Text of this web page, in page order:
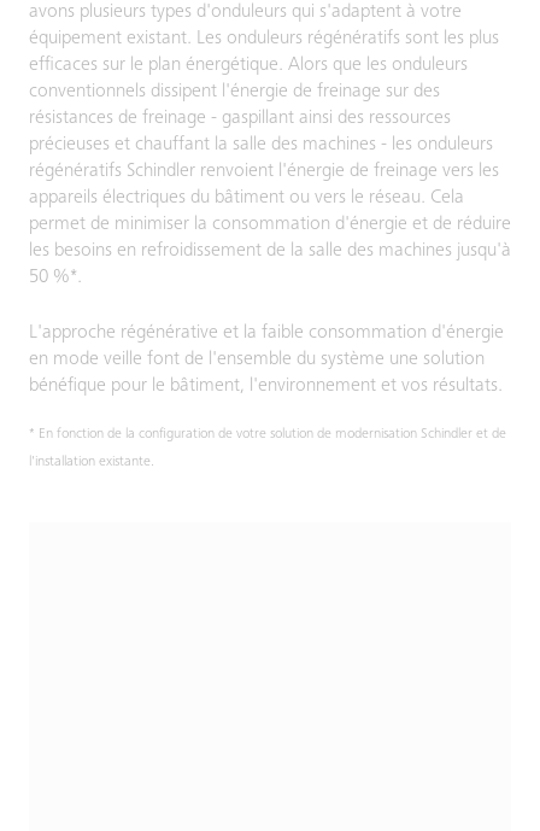
avons plusieurs types d'onduleurs qui s'adaptent à votre
équipement existant. Les onduleurs régénératifs sont les plus
efficaces sur le plan énergétique. Alors que les onduleurs
conventionnels dissipent l'énergie de freinage sur des
résistances de freinage - gaspillant ainsi des ressources
précieuses et chauffant la salle des machines - les onduleurs
régénératifs Schindler renvoient l'énergie de freinage vers les
appareils électriques du bâtiment ou vers le réseau. Cela
permet de minimiser la consommation d'énergie et de réduire
les besoins en refroidissement de la salle des machines jusqu'à
50 %*.
L'approche régénérative et la faible consommation d'énergie
en mode veille font de l'ensemble du système une solution
bénéfique pour le bâtiment, l'environnement et vos résultats.
* En fonction de la configuration de votre solution de modernisation Schindler et de
l'installation existante.